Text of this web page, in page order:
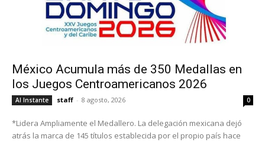
México Acumula más de 350 Medallas en
los Juegos Centroamericanos 2026
Al Instante staff - 8 agosto, 2026 0
*Lidera Ampliamente el Medallero. La delegación mexicana dejó
atrás la marca de 145 títulos establecida por el propio país hace